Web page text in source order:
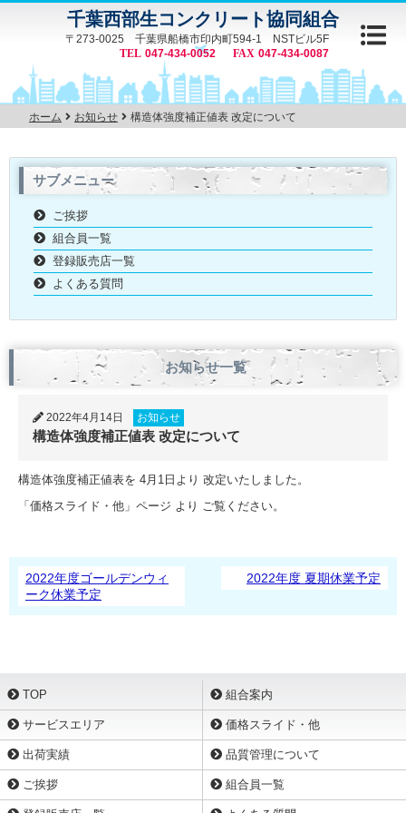
千葉西部生コンクリート協同組合
〒273-0025 千葉県船橋市印内町594-1 NSTビル5F
047-434-0052
047-434-0087
ホーム お知らせ 構造体強度補正値表 改定について
サブメニュー
ご挨拶
組合員一覧
登録販売店一覧
よくある質問
お知らせ一覧
2022年4月14日 お知らせ
構造体強度補正値表 改定について
構造体強度補正値表を 4月1日より 改定いたしました。
「価格スライド・他」ページ より ご覧ください。
2022年度ゴールデンウィ
ーク休業予定
2022年度 夏期休業予定
TOP 組合案内
サービスエリア 価格スライド・他
出荷実績 品質管理について
ご挨拶 組合員一覧